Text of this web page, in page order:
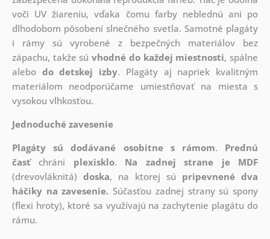
voči UV žiareniu, vďaka čomu farby neblednú ani po
dlhodobom pôsobení slnečného svetla. Samotné plagáty
i rámy sú vyrobené z bezpečných materiálov bez
zápachu, takže súvhodné do každej miestnosti, spálne
alebo do detskej izby. Plagáty aj napriek kvalitným
materiálom neodporúčame umiestňovať na miesta s
vysokou vlhkosťou.
Jednoduché zavesenie
Plagáty sú dodávané osobitne s rámom. Prednú
časťchráni plexisklo. Na zadnej strane je
MDF
(drevovláknitá) doska, na ktorej sú pripevnené dva
háčiky na zavesenie.Súčasťou zadnej strany sú spony
(flexi hroty), ktoré sa využívajú na zachytenie plagátu do
rámu.